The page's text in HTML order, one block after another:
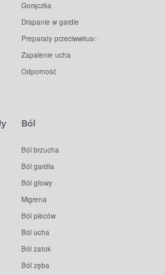
Gorączka
Drapanie w gardle
Preparaty przeciwwirusowe
Zapalenie ucha
Odporność
Ból
Ból brzucha
Ból gardła
Ból głowy
Migrena
Ból pleców
Ból ucha
Ból zatok
Ból zęba